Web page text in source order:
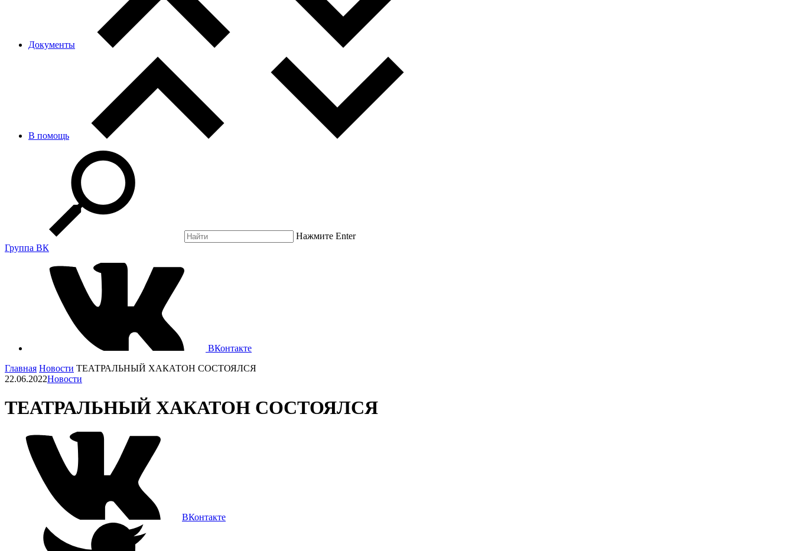
Документы
В помощь
Нажмите Enter
Группа ВК
ВКонтакте
Главная Новости ТЕАТРАЛЬНЫЙ ХАКАТОН СОСТОЯЛСЯ
22.06.2022Новости
ТЕАТРАЛЬНЫЙ ХАКАТОН СОСТОЯЛСЯ
ВКонтакте